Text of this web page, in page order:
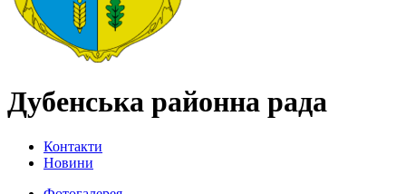
Дубенська районна рада
Контакти
Новини